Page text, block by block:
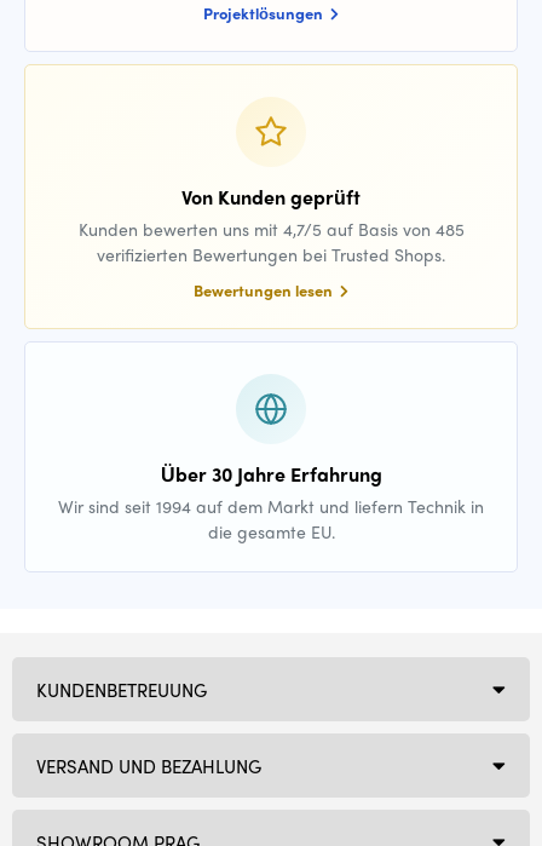
Projektlösungen
Von Kunden geprüft
Kunden bewerten uns mit 4,7/5 auf Basis von 485
verifizierten Bewertungen bei Trusted Shops.
Bewertungen lesen
Über 30 Jahre Erfahrung
Wir sind seit 1994 auf dem Markt und liefern Technik in
die gesamte EU.
KUNDENBETREUUNG
VERSAND UND BEZAHLUNG